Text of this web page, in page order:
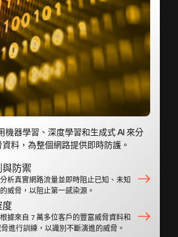
機器學習、深度學習和生成式 AI 來分
料，為整個網路提供即時防護。
與防禦
析真實網路流量並即時阻止已知、未知
威脅，以阻止第一感染源。
度
據來自 7 萬多位客戶的豐富威脅資料和
進行訓練，以識別不斷演進的威脅。